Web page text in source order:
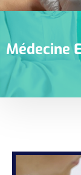
Médecine